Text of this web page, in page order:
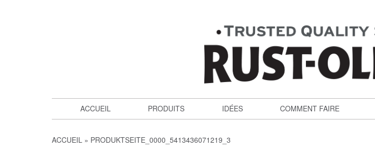
ACCUEIL PRODUITS IDÉES COMMENT FAIRE
ACCUEIL PRODUKTSEITE_0000_5413436071219_3